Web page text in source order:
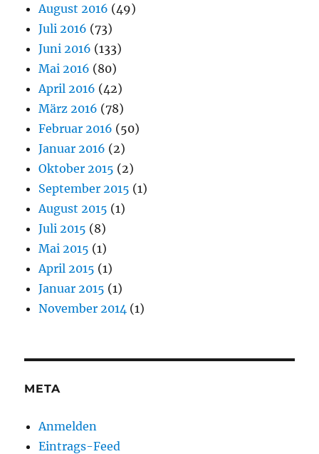
August 2016 (49)
Juli 2016 (73)
Juni 2016 (133)
Mai 2016 (80)
April 2016 (42)
März 2016 (78)
Februar 2016 (50)
Januar 2016 (2)
Oktober 2015 (2)
September 2015 (1)
August 2015 (1)
Juli 2015 (8)
Mai 2015 (1)
April 2015 (1)
Januar 2015 (1)
November 2014 (1)
META
Anmelden
Eintrags-Feed